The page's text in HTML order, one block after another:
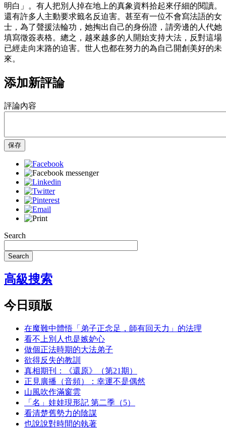
明白」。有人把別人掉在地上的真象資料拾起來仔細的閱讀。
還有許多人主動要求籤名反迫害。甚至有一位不會寫法語的女
士，為了聲援法輪功，她掏出自己的身份證，請旁邊的人代她
填寫徵簽表格。總之，越來越多的人開始支持大法，反對這場
已經走向末路的迫害。世人也都在努力的為自己開創美好的未
來。
添加新評論
評論內容
保存
Search
Search
高級搜索
今日頭版
在魔難中體悟「弟子正念足，師有回天力」的法理
看不上別人也是嫉妒心
做個正法時期的大法弟子
欲得反失的教訓
真相期刊：《還原》（第21期）
正見廣播（音頻）：幸運不是偶然
山風吹作滿窗雲
「名」娃娃現形記 第二季（5）
看清楚舊勢力的陰謀
也說說對時間的執著